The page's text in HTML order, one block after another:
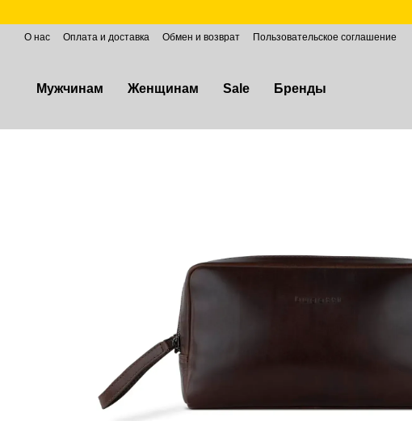
О нас Оплата и доставка Обмен и возврат Пользовательское соглашение
Мужчинам Женщинам Sale Бренды